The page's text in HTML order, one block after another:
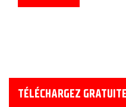
TÉLÉCHARGEZ